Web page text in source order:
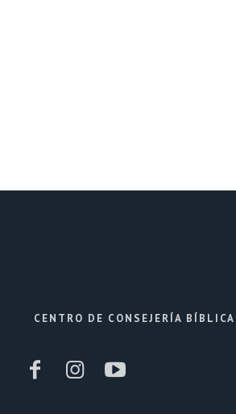
CENTRO DE CONSEJERÍA BÍBLICA